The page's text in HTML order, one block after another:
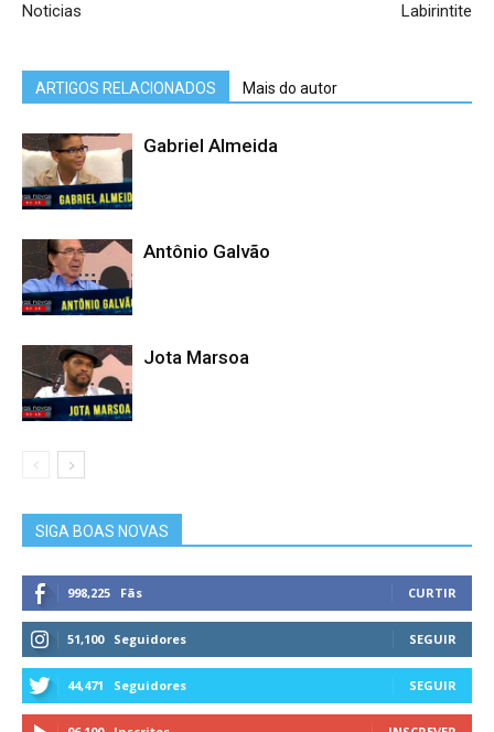
Noticias Labirintite
ARTIGOS RELACIONADOS Mais do autor
Gabriel Almeida
Antônio Galvão
Jota Marsoa
SIGA BOAS NOVAS
998,225 Fãs CURTIR
51,100 Seguidores SEGUIR
44,471 Seguidores SEGUIR